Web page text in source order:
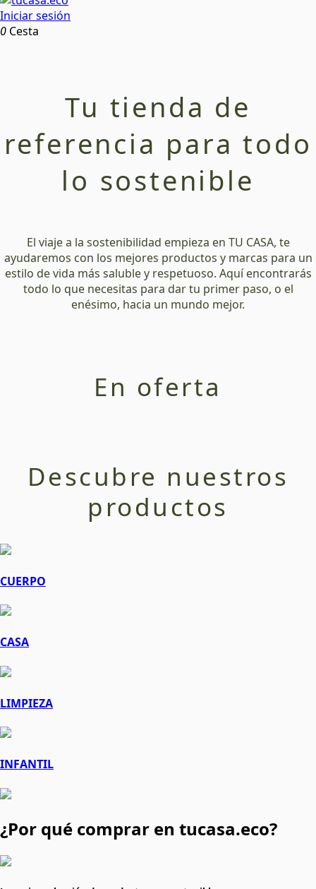
Iniciar sesión
0 Cesta
Tu tienda de
referencia para todo
lo sostenible
El viaje a la sostenibilidad empieza en TU CASA, te
ayudaremos con los mejores productos y marcas para un
estilo de vida más saluble y respetuoso. Aquí encontrarás
todo lo que necesitas para dar tu primer paso, o el
enésimo, hacia un mundo mejor.
En oferta
Descubre nuestros
productos
CUERPO
CASA
LIMPIEZA
INFANTIL
¿Por qué comprar en tucasa.eco?